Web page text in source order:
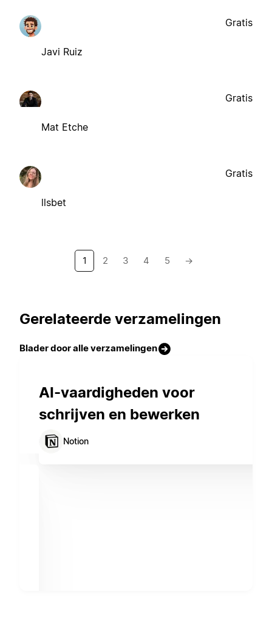
Javi Ruiz
Gratis
Mat Etche
Gratis
llsbet
Gratis
1 2 3 4 5 →
Gerelateerde verzamelingen
Blader door alle verzamelingen
AI-vaardigheden voor
schrijven en bewerken
Notion